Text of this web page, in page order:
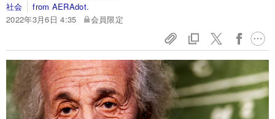
社会
from AERAdot.
2022年3月6日 4:35
会員限定